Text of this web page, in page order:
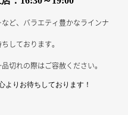
ど、バラエティ豊かなラインナ
しております。
切れの際はご容赦ください。
よりお待ちしております！